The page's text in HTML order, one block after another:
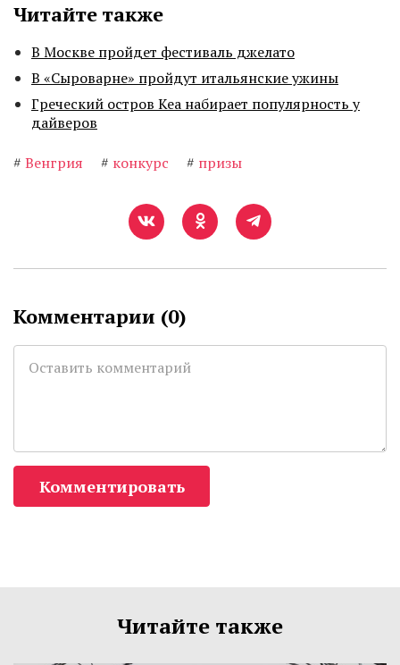
Читайте также
В Москве пройдет фестиваль джелато
В «Сыроварне» пройдут итальянские ужины
Греческий остров Кеа набирает популярность у
дайверов
# Венгрия # конкурс # призы
Комментарии (0)
Комментировать
Читайте также